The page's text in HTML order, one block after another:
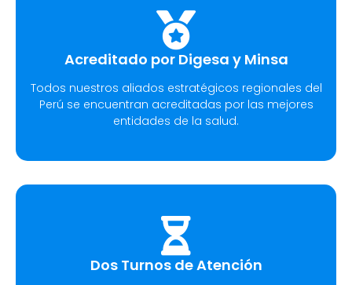
Acreditado por Digesa y Minsa
Todos nuestros aliados estratégicos regionales del
Perú se encuentran acreditadas por las mejores
entidades de la salud.
Dos Turnos de Atención